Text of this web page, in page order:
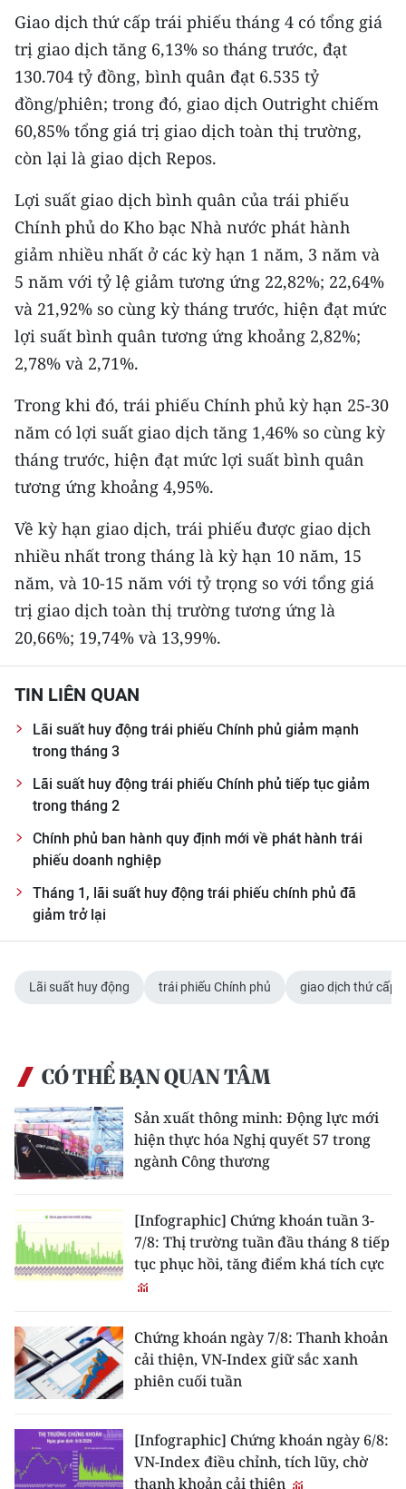
Media Giáo dục
Media Y tế
Media Khoa học - Công nghệ
Media Môi trường
Ảnh
Infographic
TIN MỚI
TIN ĐỊA PHƯƠNG
Trung du và miền núi phía Bắc
Đồng bằng sông Hồng
Bắc Trung Bộ
Duyên hải Nam Trung Bộ và Tây
Đông Nam Bộ
Đồng bằng sông Cửu Long
Chuyên trang Hà Nội
Chuyên trang TP. Hồ Chí Minh
CÁC CHUYÊN TRANG
VỀ BÁO NHÂN DÂN
THỜI NAY
NHÂN DÂN CUỐI TUẦN
NHÂN DÂN HẰNG THÁNG
MUA BÁO
中文
FRANÇAIS
РУССКИЙ
ESPAÑOL
Giao dịch thứ cấp trái phiếu tháng 4 có tổng giá
trị giao dịch tăng 6,13% so tháng trước, đạt
130.704 tỷ đồng, bình quân đạt 6.535 tỷ
đồng/phiên; trong đó, giao dịch Outright chiếm
60,85% tổng giá trị giao dịch toàn thị trường,
còn lại là giao dịch Repos.
Lợi suất giao dịch bình quân của trái phiếu
Chính phủ do Kho bạc Nhà nước phát hành
giảm nhiều nhất ở các kỳ hạn 1 năm, 3 năm và
5 năm với tỷ lệ giảm tương ứng 22,82%; 22,64%
và 21,92% so cùng kỳ tháng trước, hiện đạt mức
lợi suất bình quân tương ứng khoảng 2,82%;
2,78% và 2,71%.
Trong khi đó, trái phiếu Chính phủ kỳ hạn 25-30
năm có lợi suất giao dịch tăng 1,46% so cùng kỳ
tháng trước, hiện đạt mức lợi suất bình quân
tương ứng khoảng 4,95%.
Về kỳ hạn giao dịch, trái phiếu được giao dịch
nhiều nhất trong tháng là kỳ hạn 10 năm, 15
năm, và 10-15 năm với tỷ trọng so với tổng giá
trị giao dịch toàn thị trường tương ứng là
20,66%; 19,74% và 13,99%.
TIN LIÊN QUAN
Lãi suất huy động trái phiếu Chính phủ giảm mạnh
trong tháng 3
Lãi suất huy động trái phiếu Chính phủ tiếp tục giảm
trong tháng 2
Chính phủ ban hành quy định mới về phát hành trái
phiếu doanh nghiệp
Tháng 1, lãi suất huy động trái phiếu chính phủ đã
giảm trở lại
Lãi suất huy động trái phiếu Chính phủ giao dịch thứ cấp
CÓ THỂ BẠN QUAN TÂM
Sản xuất thông minh: Động lực mới
hiện thực hóa Nghị quyết 57 trong
ngành Công thương
[Infographic] Chứng khoán tuần 3-
7/8: Thị trường tuần đầu tháng 8 tiếp
tục phục hồi, tăng điểm khá tích cực
Chứng khoán ngày 7/8: Thanh khoản
cải thiện, VN-Index giữ sắc xanh
phiên cuối tuần
[Infographic] Chứng khoán ngày 6/8:
VN-Index điều chỉnh, tích lũy, chờ
thanh khoản cải thiện